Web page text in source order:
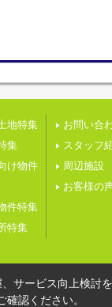
地特集
集
け物件
件特集
特集
お問い合
スタッフ
周辺施設
お客様の
サービス向上検討
確認ください。